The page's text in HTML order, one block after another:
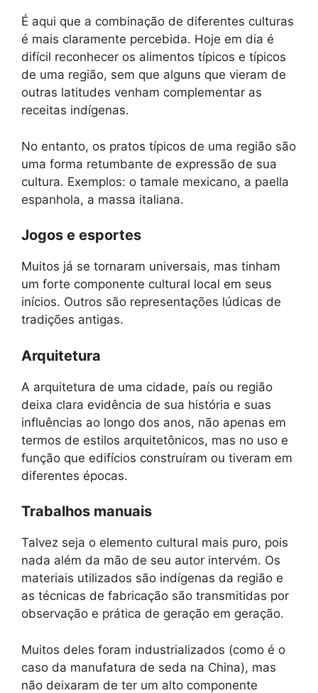
É aqui que a combinação de diferentes culturas
é mais claramente percebida. Hoje em dia é
difícil reconhecer os alimentos típicos e típicos
de uma região, sem que alguns que vieram de
outras latitudes venham complementar as
receitas indígenas.
No entanto, os pratos típicos de uma região são
uma forma retumbante de expressão de sua
cultura. Exemplos: o tamale mexicano, a paella
espanhola, a massa italiana.
Jogos e esportes
Muitos já se tornaram universais, mas tinham
um forte componente cultural local em seus
inícios. Outros são representações lúdicas de
tradições antigas.
Arquitetura
A arquitetura de uma cidade, país ou região
deixa clara evidência de sua história e suas
influências ao longo dos anos, não apenas em
termos de estilos arquitetônicos, mas no uso e
função que edifícios construíram ou tiveram em
diferentes épocas.
Trabalhos manuais
Talvez seja o elemento cultural mais puro, pois
nada além da mão de seu autor intervém. Os
materiais utilizados são indígenas da região e
as técnicas de fabricação são transmitidas por
observação e prática de geração em geração.
Muitos deles foram industrializados (como é o
caso da manufatura de seda na China), mas
não deixaram de ter um alto componente